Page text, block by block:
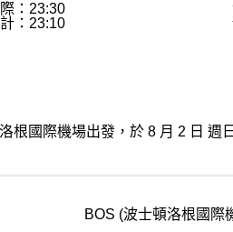
：23:30
：23:10
根國際機場出發，於 8 月 2 日
BOS (波士頓洛根國際